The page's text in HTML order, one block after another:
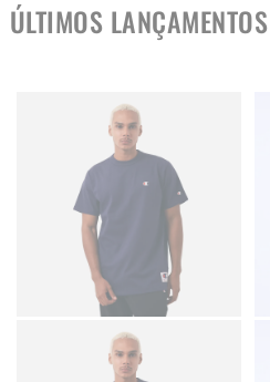
ÚLTIMOS LANÇAMENTOS